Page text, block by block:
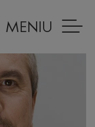
MENIU